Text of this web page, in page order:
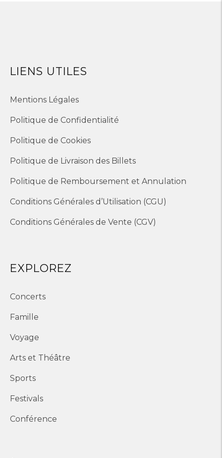
LIENS UTILES
Mentions Légales
Politique de Confidentialité
Politique de Cookies
Politique de Livraison des Billets
Politique de Remboursement et Annulation
Conditions Générales d’Utilisation (CGU)
Conditions Générales de Vente (CGV)
EXPLOREZ
Concerts
Famille
Voyage
Arts et Théâtre
Sports
Festivals
Conférence